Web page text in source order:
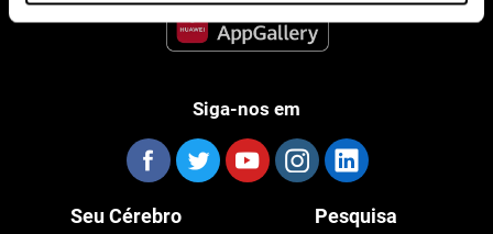
Siga-nos em
Seu Cérebro Pesquisa